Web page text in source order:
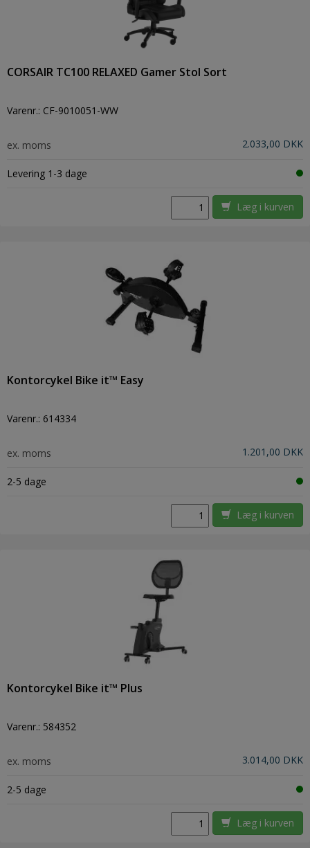
CORSAIR TC100 RELAXED Gamer Stol Sort
Varenr.: CF-9010051-WW
ex. moms 2.033,00 DKK
Levering 1-3 dage
Læg i kurven
Kontorcykel Bike it™ Easy
Varenr.: 614334
ex. moms 1.201,00 DKK
2-5 dage
Læg i kurven
Kontorcykel Bike it™ Plus
Varenr.: 584352
ex. moms 3.014,00 DKK
2-5 dage
Læg i kurven